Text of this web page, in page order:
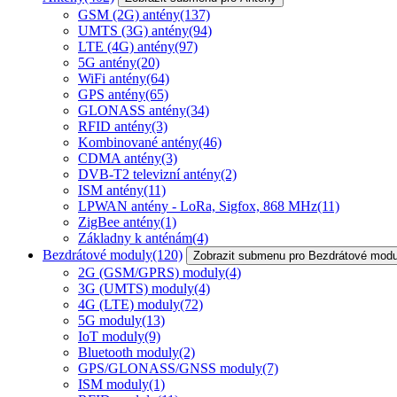
GSM (2G) antény(137)
UMTS (3G) antény(94)
LTE (4G) antény(97)
5G antény(20)
WiFi antény(64)
GPS antény(65)
GLONASS antény(34)
RFID antény(3)
Kombinované antény(46)
CDMA antény(3)
DVB-T2 televizní antény(2)
ISM antény(11)
LPWAN antény - LoRa, Sigfox, 868 MHz(11)
ZigBee antény(1)
Základny k anténám(4)
Bezdrátové moduly(120) Zobrazit submenu pro Bezdrátové
2G (GSM/GPRS) moduly(4)
3G (UMTS) moduly(4)
4G (LTE) moduly(72)
5G moduly(13)
IoT moduly(9)
Bluetooth moduly(2)
GPS/GLONASS/GNSS moduly(7)
ISM moduly(1)